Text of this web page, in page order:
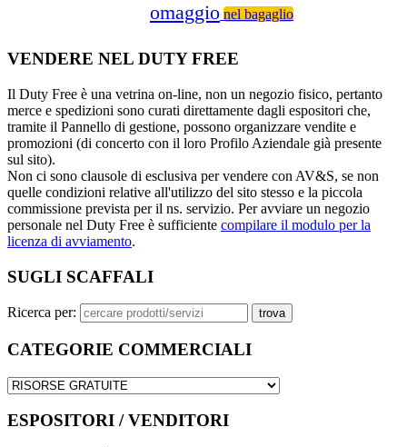
omaggio nel bagaglio
VENDERE NEL DUTY FREE
Il Duty Free è una vetrina on-line, non un negozio fisico, pertanto
merce e spedizioni sono curati direttamente dagli espositori che,
tramite il Pannello di gestione, possono organizzare vendite e
promozioni (di concerto con il loro Profilo Aziendale già presente
sul sito).
Non ci sono clausole di esclusiva per vendere con AV&S, se non
quelle condizioni relative all'utilizzo del sito stesso e la piccola
commissione prevista per il ns. servizio. Per avviare un negozio
personale nel Duty Free è sufficiente compilare il modulo per la
licenza di avviamento.
SUGLI SCAFFALI
Ricerca per:
CATEGORIE COMMERCIALI
ESPOSITORI / VENDITORI